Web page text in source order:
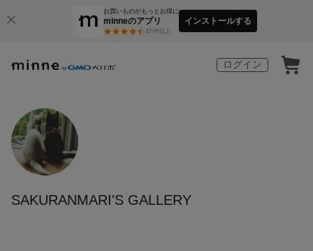
お買いものがもっとお得に
minneのアプリ
3万件以上
インストールする
ログイン
SAKURANMARI'S GALLERY